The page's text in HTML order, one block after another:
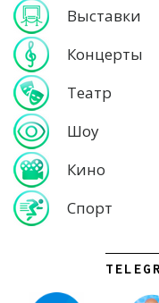
Выставки
Концерты
Театр
Шоу
Кино
Спорт